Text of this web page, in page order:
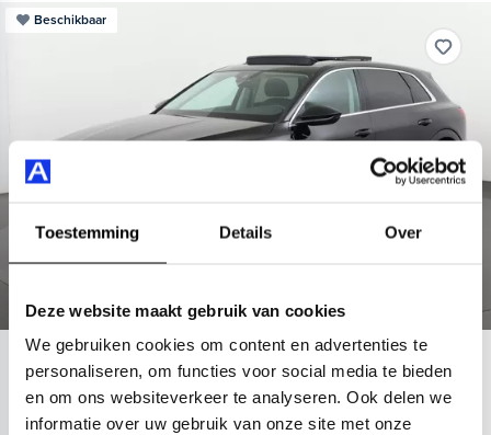
Toestemming Details Over
Deze website maakt gebruik van cookies
We gebruiken cookies om content en advertenties te
personaliseren, om functies voor social media te bieden
en om ons websiteverkeer te analyseren. Ook delen we
informatie over uw gebruik van onze site met onze
Beschikbaar
Audi e-tron
55 quattro Advanced 95 kWh